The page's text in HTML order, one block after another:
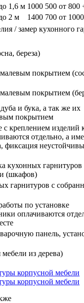
1,6 м 1000 500 от 800
2 м
1400 700 от
/ замер кухонного
береза)
покрытием
покрытием
и бука, а так же их
покрытием
с креплением изделий
отдельно, а
фиксация
кухонных гарнитуров
(шкафов)
гарнитуров с
по установке
оплачиваются
панель,
из дерева)